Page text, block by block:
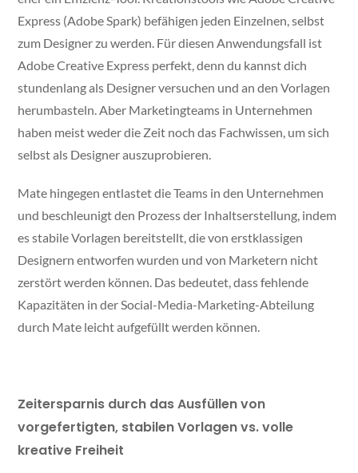
Express (Adobe Spark) befähigen jeden Einzelnen, selbst
zum Designer zu werden. Für diesen Anwendungsfall ist
Adobe Creative Express perfekt, denn du kannst dich
stundenlang als Designer versuchen und an den Vorlagen
herumbasteln. Aber Marketingteams in Unternehmen
haben meist weder die Zeit noch das Fachwissen, um sich
selbst als Designer auszuprobieren.
Mate hingegen entlastet die Teams in den Unternehmen
und beschleunigt den Prozess der Inhaltserstellung, indem
es stabile Vorlagen bereitstellt, die von erstklassigen
Designern entworfen wurden und von Marketern nicht
zerstört werden können. Das bedeutet, dass fehlende
Kapazitäten in der Social-Media-Marketing-Abteilung
durch Mate leicht aufgefüllt werden können.
Zeitersparnis durch das Ausfüllen von
vorgefertigten, stabilen Vorlagen vs. volle
kreative Freiheit